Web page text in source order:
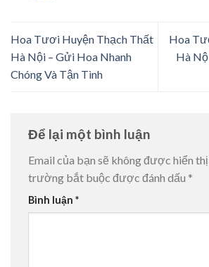
Hoa Tươi Huyện Thạch Thất
Hà Nội – Gửi Hoa Nhanh
Chóng Và Tận Tình
Hoa
Hà
Để lại một bình luận
Email của bạn sẽ không được hiển
trường bắt buộc được đánh dấu *
Bình luận *